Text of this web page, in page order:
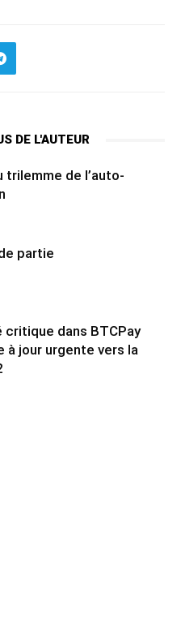
DE L'AUTEUR
trilemme de l’auto-
partie
critique dans BTCPay
à jour urgente vers la